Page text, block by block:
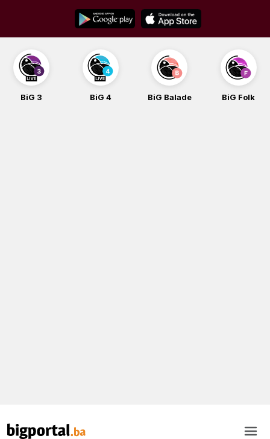
content
BiG 3 BiG 4 BiG Balade BiG Folk